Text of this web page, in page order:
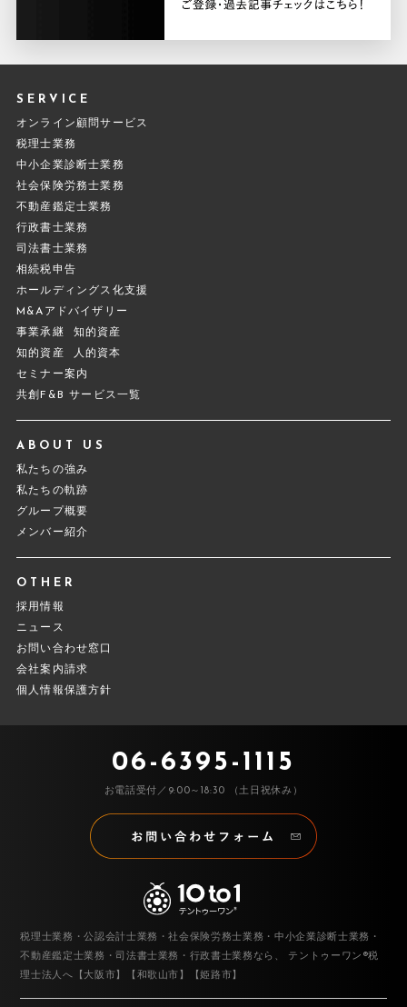
SERVICE
オンライン顧問サービス
税理士業務
中小企業診断士業務
社会保険労務士業務
不動産鑑定士業務
行政書士業務
司法書士業務
相続税申告
ホールディングス化支援
M&Aアドバイザリー
事業承継
知的資産
知的資産
人的資本
セミナー案内
共創F&B サービス一覧
ABOUT US
私たちの強み
私たちの軌跡
グループ概要
メンバー紹介
OTHER
採用情報
ニュース
お問い合わせ窓口
会社案内請求
個人情報保護方針
06-6395-1115
お電話受付／9:00～18:30 （土日祝休み）
税理士業務・公認会計士業務・社会保険労務士業務・中小企業診断士業務・
不動産鑑定士業務・司法書士業務・行政書士業務なら、
テントゥーワン®税
理士法人へ【大阪市】【和歌山市】【姫路市】